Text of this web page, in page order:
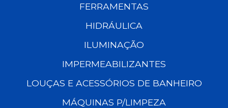
FERRAMENTAS
HIDRÁULICA
ILUMINAÇÃO
IMPERMEABILIZANTES
LOUÇAS E ACESSÓRIOS DE BANHEIRO
MÁQUINAS P/LIMPEZA